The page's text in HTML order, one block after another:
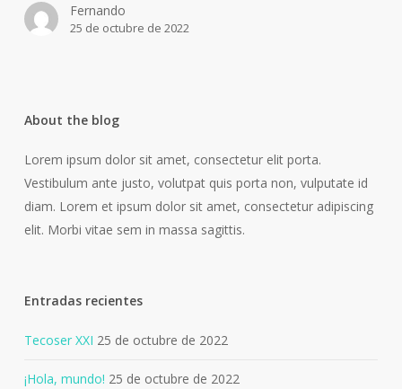
Fernando
25 de octubre de 2022
About the blog
Lorem ipsum dolor sit amet, consectetur elit porta.
Vestibulum ante justo, volutpat quis porta non, vulputate id
diam. Lorem et ipsum dolor sit amet, consectetur adipiscing
elit. Morbi vitae sem in massa sagittis.
Entradas recientes
Tecoser XXI 25 de octubre de 2022
¡Hola, mundo! 25 de octubre de 2022